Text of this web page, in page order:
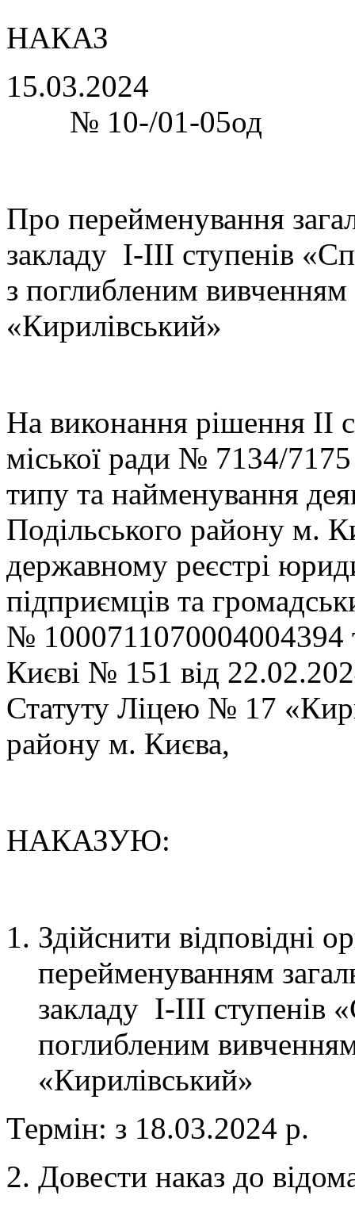
НАКАЗ
№ 10-/01-05од
Про перейменування
закладу І-ІІІ ступенів
з поглибленим
«Кирилівський»
На виконання рішення ІІ
міської ради № 7134/
типу та найменування
Подільського району м.
державному реєстрі
підприємців та
№
Києві № 151 від
Статуту Ліцею № 17
району м. Києва,
НАКАЗУЮ:
Здійснити відповідні
перейменуванням
закладу І-ІІІ
поглибленим
«Кирилівський»
Термін: з 18.03.2024 р.
Довести наказ до